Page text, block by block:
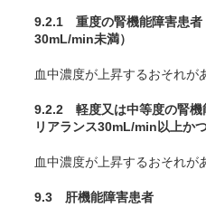
9.2.1 重度の腎機能障害患者
30mL/min未満）
血中濃度が上昇するおそれが
9.2.2 軽度又は中等度の腎機
リアランス30mL/min以上か
血中濃度が上昇するおそれが
9.3 肝機能障害患者